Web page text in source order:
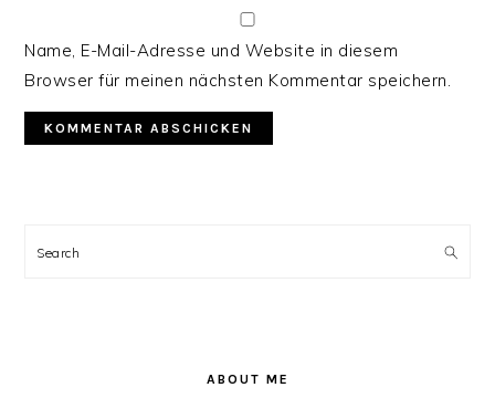
Name, E-Mail-Adresse und Website in diesem
Browser für meinen nächsten Kommentar speichern.
SIDEBAR
Search
ABOUT ME